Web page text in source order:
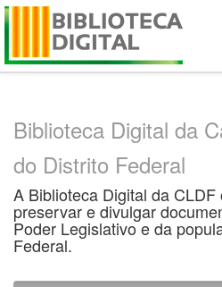
Skip
Biblioteca Digital da
do Distrito Federal
A Biblioteca Digital da
preservar e divulgar
Poder Legislativo e da
Federal.